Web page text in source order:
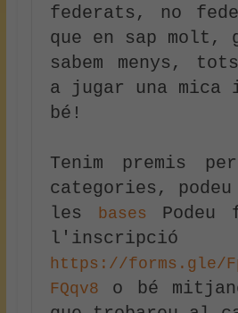
federats, no
que en sap molt,
sabem menys,
a jugar una mica
bé!
Tenim premis
categories,
les
bases
Podeu
https://forms.gle/
FQqv8
o bé